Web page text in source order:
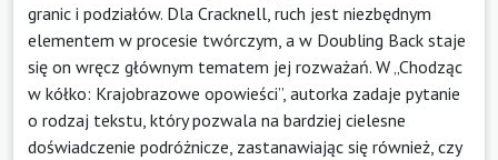
granic i podziałów. Dla Cracknell, ruch jest niezbędnym
elementem w procesie twórczym, a w Doubling Back staje
się on wręcz głównym tematem jej rozważań. W „Chodząc
w kółko: Krajobrazowe opowieści”, autorka zadaje pytanie
o rodzaj tekstu, który pozwala na bardziej cielesne
doświadczenie podróżnicze, zastanawiając się również, czy